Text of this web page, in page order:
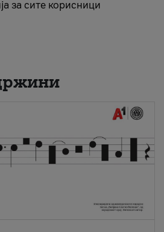
за сите корисници